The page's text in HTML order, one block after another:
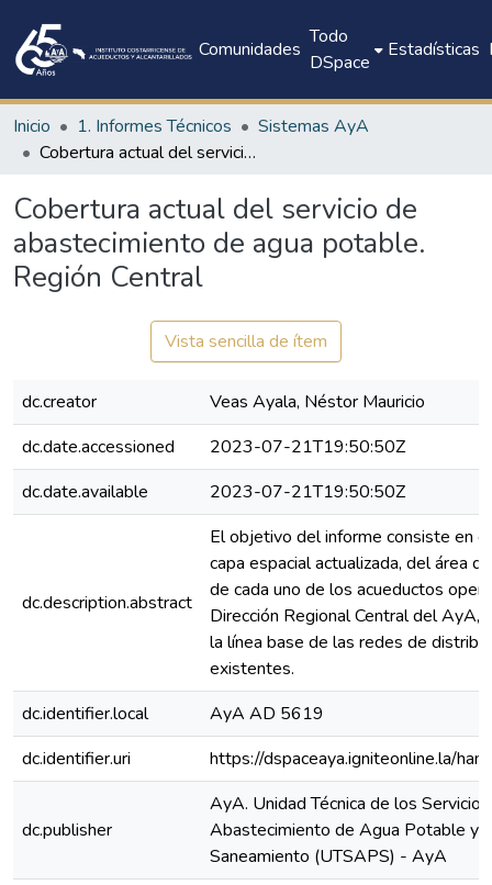
Comunidades
Todo
DSpace
Estadísticas
Inicio 1. Informes Técnicos
Sistemas AyA
Cobertura actual del servicio de abastecimiento de agua potable. Región Central
Cobertura actual del servicio de
abastecimiento de agua potable.
Región Central
Vista sencilla de ítem
dc.creator
Veas Ayala, Néstor Mauricio
dc.date.accessioned
2023-07-21T19:50:50Z
dc.date.available
2023-07-21T19:50:50Z
dc.description.abstract
El objetivo del informe consiste en
capa espacial actualizada, del área
de cada uno de los acueductos
Dirección Regional Central del AyA,
la línea base de las redes de
existentes.
dc.identifier.local
AyA AD 5619
dc.identifier.uri
https://dspaceaya.igniteonline.la/
dc.publisher
AyA. Unidad Técnica de los
Abastecimiento de Agua Potable y
Saneamiento (UTSAPS) - AyA